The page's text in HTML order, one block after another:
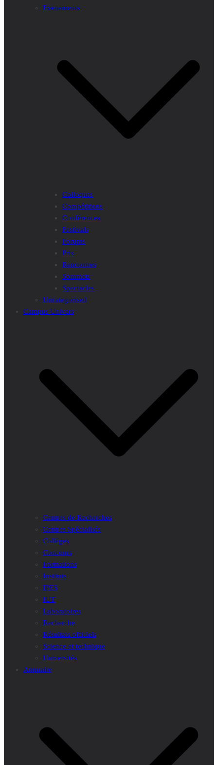
Evenements
Colloques
Compétitions
Conférences
Festivals
Forums
Prix
Rencontres
Sommets
Spectacles
Uncategorised
Campus Univers
Centres de Recherches
Centres Spécialisés
Collèges
Concours
Formations
Instituts
IPES
IUT
Laboratoires
Recherche
Résultats officiels
Science et technique
Universités
Annuaire